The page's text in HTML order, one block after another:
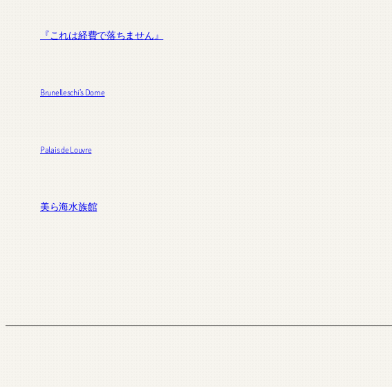
『これは経費で落ちません』
Brunelleschi’s Dome
Palais de Louvre
美ら海水族館